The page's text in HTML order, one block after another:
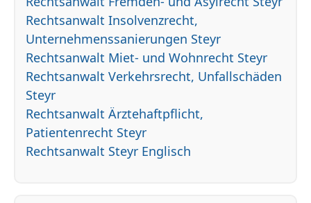
Rechtsanwalt Insolvenzrecht,
Unternehmenssanierungen Steyr
Rechtsanwalt Miet- und Wohnrecht Steyr
Rechtsanwalt Verkehrsrecht, Unfallschäden
Steyr
Rechtsanwalt Ärztehaftpflicht,
Patientenrecht Steyr
Rechtsanwalt Steyr Englisch